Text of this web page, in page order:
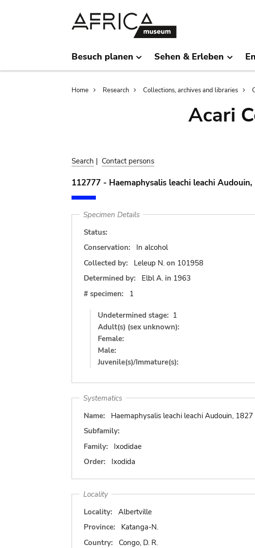
Besuch planen Sehen & Erleben
Breadcrumb
Home Research Collections, archives and libraries
Acari
Search | Contact persons
112777 - Haemaphysalis leachi leachi Audouin,
Specimen Details
Status:
Conservation:
In alcohol
Collected by:
Leleup N. on 101958
Determined by:
Elbl A. in 1963
# specimen:
1
Undetermined stage: 1
Adult(s) (sex unknown):
Female:
Male:
Juvenile(s)/Immature(s):
Systematics
Name:
Haemaphysalis leachi leachi Audouin, 1827
Subfamily:
Family:
Ixodidae
Order:
Ixodida
Locality
Locality:
Albertville
Province:
Katanga-N.
Country:
Congo, D. R.